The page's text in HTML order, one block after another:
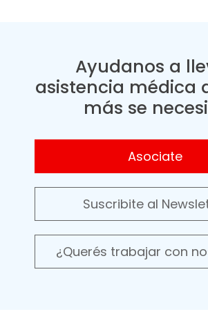
Ayudanos a
asistencia médica
más se
Asociate
Suscribite al
¿Querés trabajar con